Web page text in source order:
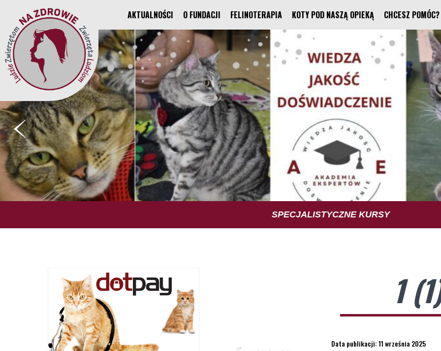
AKTUALNOŚCI O FUNDACJI FELINOTERAPIA KOTY POD NASZĄ OPIEKĄ CHCESZ POMÓC?
TUS TRENING UMIEJĘTNOŚCI SPOŁECZNYCH
SPECJALISTYCZNE KURSY
FUNDACJA
FELINOTERAPIA
1
Data publikacji: 11 września 2025